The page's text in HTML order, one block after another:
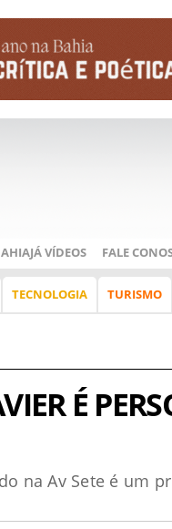
VÍDEOS FALE
TECNOLOGIA TURISMO
É
na Av Sete é um